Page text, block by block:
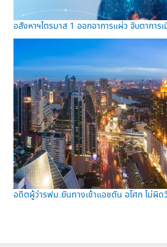
อสังหาฯไตรมาส 1 ออกอาการแผ่ว จับตาการ
อดีตผู้ว่ารฟม.ยันทางเข้าแอชตัน อโศก ไม่ผิด